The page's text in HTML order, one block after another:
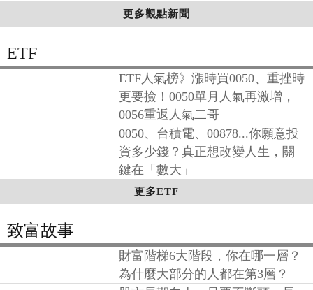
更多觀點新聞
ETF
ETF人氣榜》漲時買0050、重挫時
更要撿！0050單月人氣再激增，
0056重返人氣二哥
0050、台積電、00878...你願意投
資多少錢？真正想改變人生，關
鍵在「數大」